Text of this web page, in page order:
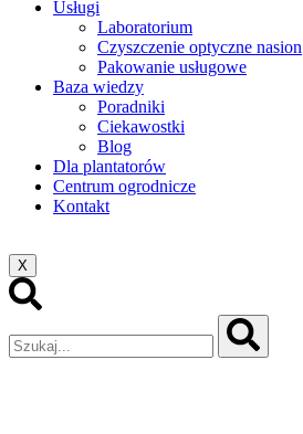
Usługi
Laboratorium
Czyszczenie optyczne nasion
Pakowanie usługowe
Baza wiedzy
Poradniki
Ciekawostki
Blog
Dla plantatorów
Centrum ogrodnicze
Kontakt
X